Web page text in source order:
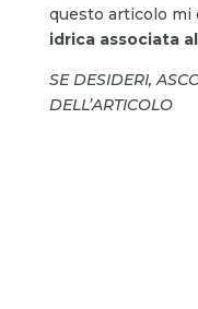
questo articolo mi
idrica associata
SE DESIDERI,
DELL’ARTICOLO